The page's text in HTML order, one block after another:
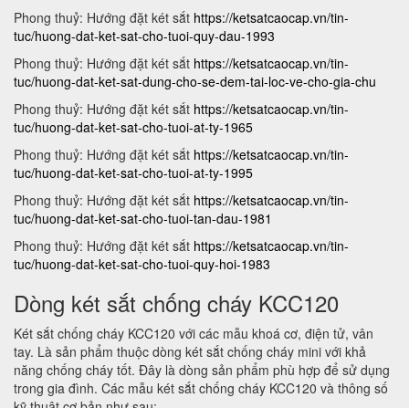
Phong thuỷ: Hướng đặt két sắt https://ketsatcaocap.vn/tin-
tuc/huong-dat-ket-sat-cho-tuoi-quy-dau-1993
Phong thuỷ: Hướng đặt két sắt https://ketsatcaocap.vn/tin-
tuc/huong-dat-ket-sat-dung-cho-se-dem-tai-loc-ve-cho-gia-chu
Phong thuỷ: Hướng đặt két sắt https://ketsatcaocap.vn/tin-
tuc/huong-dat-ket-sat-cho-tuoi-at-ty-1965
Phong thuỷ: Hướng đặt két sắt https://ketsatcaocap.vn/tin-
tuc/huong-dat-ket-sat-cho-tuoi-at-ty-1995
Phong thuỷ: Hướng đặt két sắt https://ketsatcaocap.vn/tin-
tuc/huong-dat-ket-sat-cho-tuoi-tan-dau-1981
Phong thuỷ: Hướng đặt két sắt https://ketsatcaocap.vn/tin-
tuc/huong-dat-ket-sat-cho-tuoi-quy-hoi-1983
Dòng két sắt chống cháy KCC120
Két sắt chống cháy KCC120 với các mẫu khoá cơ, điện tử, vân
tay. Là sản phẩm thuộc dòng két sắt chống cháy mini với khả
năng chống cháy tốt. Đây là dòng sản phẩm phù hợp để sử dụng
trong gia đình. Các mẫu két sắt chống cháy KCC120 và thông số